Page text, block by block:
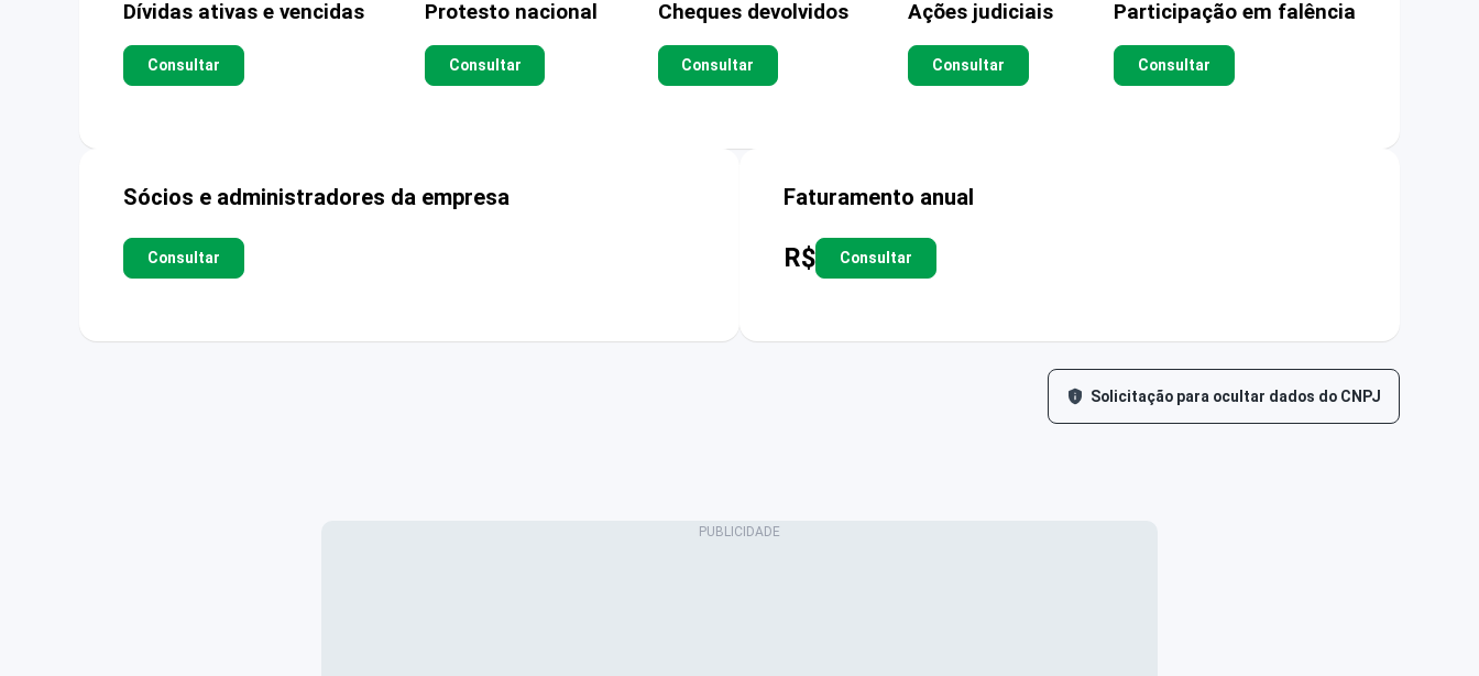
Dívidas ativas e vencidas
Consultar
Protesto nacional
Consultar
Cheques devolvidos
Consultar
Ações judiciais
Consultar
Participação em falência
Consultar
Sócios e administradores da empresa
Consultar
Faturamento anual
R$ Consultar
Solicitação para ocultar dados do CNPJ